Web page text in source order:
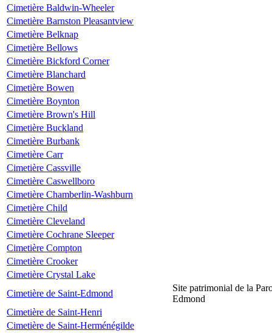
Cimetière Baldwin-Wheeler
Cimetière Barnston Pleasantview
Cimetière Belknap
Cimetière Bellows
Cimetière Bickford Corner
Cimetière Blanchard
Cimetière Bowen
Cimetière Boynton
Cimetière Brown's Hill
Cimetière Buckland
Cimetière Burbank
Cimetière Carr
Cimetière Cassville
Cimetière Caswellboro
Cimetière Chamberlin-Washburn
Cimetière Child
Cimetière Cleveland
Cimetière Cochrane Sleeper
Cimetière Compton
Cimetière Crooker
Cimetière Crystal Lake
Cimetière de Saint-Edmond
Site patrimonial de la
Edmond
Cimetière de Saint-Henri
Cimetière de Saint-Herménégilde